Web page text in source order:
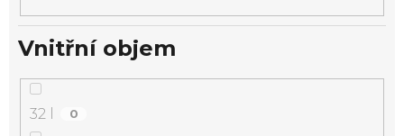
Vnitřní objem
32 l 0